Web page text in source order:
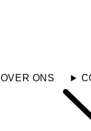
OVER ONS